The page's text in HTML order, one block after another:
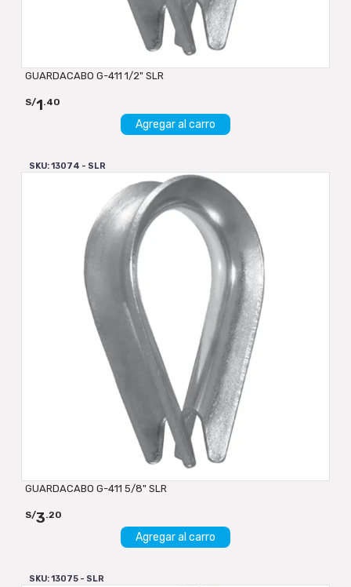
GUARDACABO G-411 1/2" SLR
S/1.40
Agregar al carro
SKU: 13074 - SLR
GUARDACABO G-411 5/8" SLR
S/3.20
Agregar al carro
SKU: 13075 - SLR